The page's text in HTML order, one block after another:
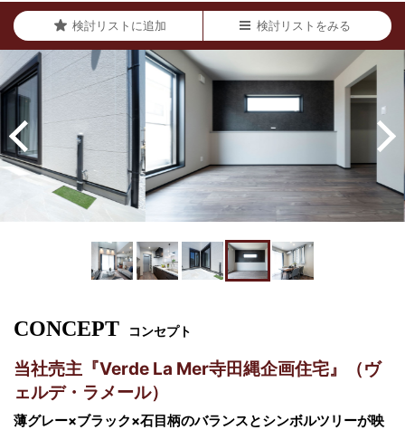
検討リストに追加 検討リストをみる
CONCEPT コンセプト
当社売主『Verde La Mer寺田縄企画住宅』（ヴ
ェルデ・ラメール）
薄グレー×ブラック×石目柄のバランスとシンボルツリーが映